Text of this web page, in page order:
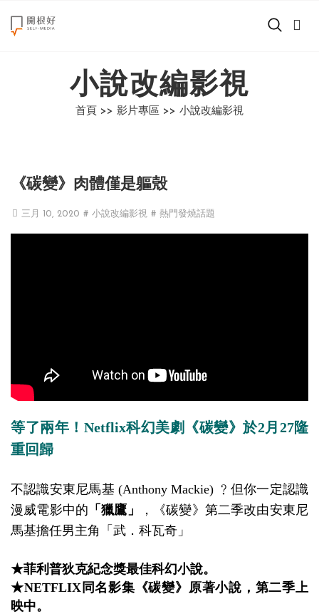
世界在想什麼
影片專區
小說改編影視
首頁 >> 影片專區 >> 小說改編影視
《碳變》肉體僅是軀殼
三月 10, 2020 # 小說改編影視 # 熱門發燒話題
等了兩年！Netflix科幻美劇《碳變》於2月27隆
重回歸
不認識安東尼馬基 (Anthony Mackie) ﹖但你一定認識
漫威電影中的 「獵鷹」
，《碳變》第二季改由安東尼
馬基擔任男主角「武．科瓦奇」
★菲利普狄克紀念獎最佳科幻小說。
★NETFLIX同名影集《碳變》原著小說，第二季上
映中。